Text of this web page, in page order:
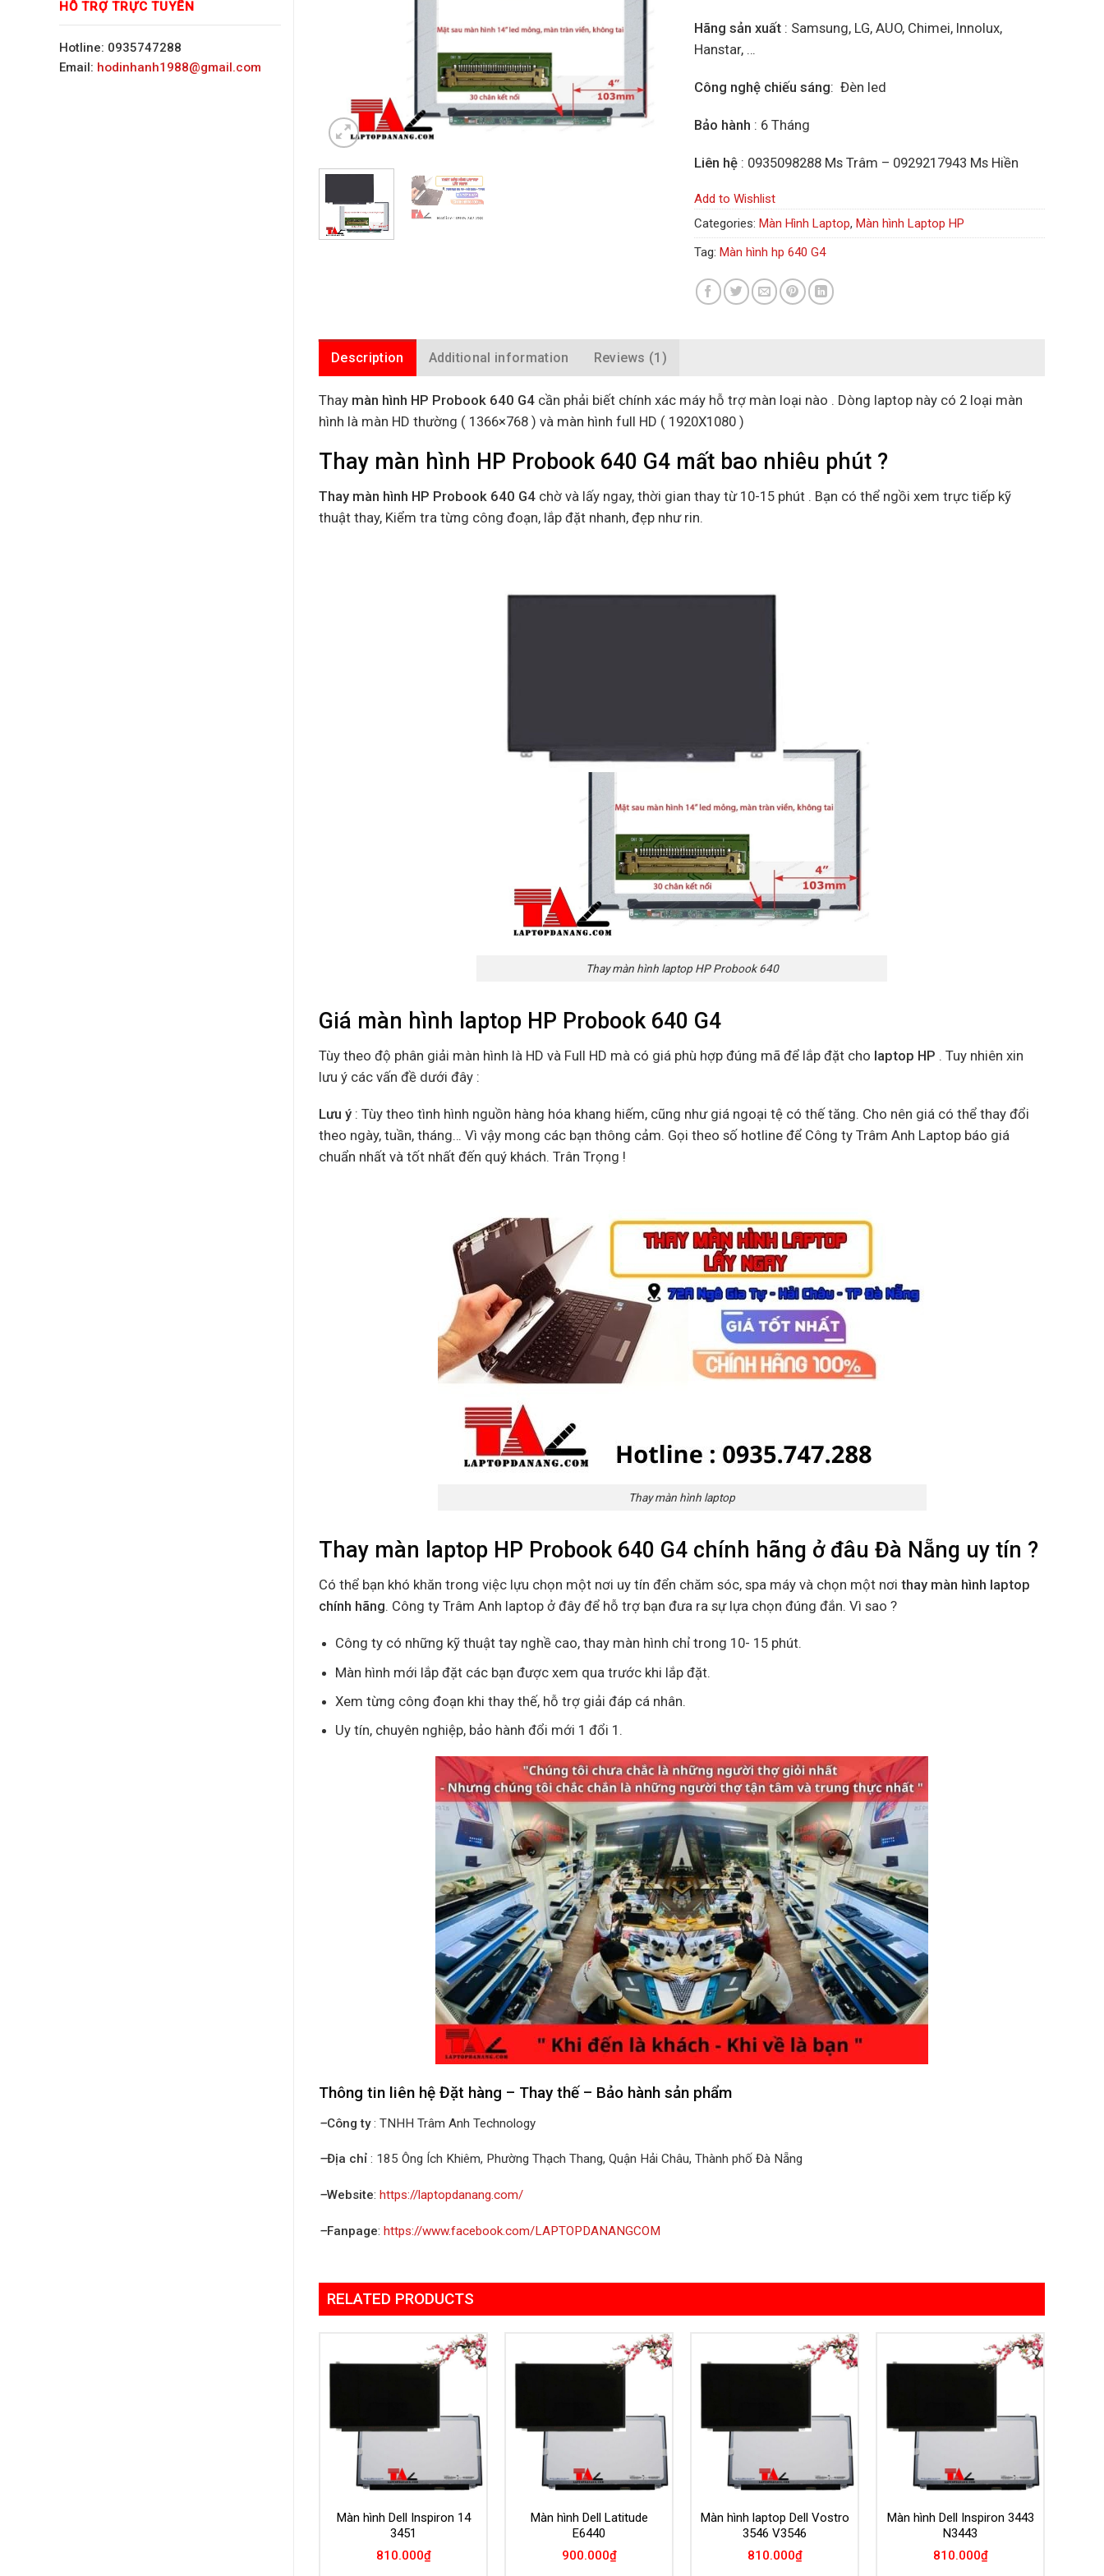
HỖ TRỢ TRỰC TUYẾN
Hotline: 0935747288
Email: hodinhanh1988@gmail.com
Hãng sản xuất : Samsung, LG, AUO, Chimei, Innolux,
Hanstar, …
Công nghệ chiếu sáng: Đèn led
Bảo hành : 6 Tháng
Liên hệ : 0935098288 Ms Trâm – 0929217943 Ms Hiền
Add to Wishlist
Categories: Màn Hình Laptop, Màn hình Laptop HP
Tag: Màn hình hp 640 G4
Description Additional information Reviews (1)
Thay màn hình HP Probook 640 G4 cần phải biết chính xác máy hỗ trợ màn loại nào . Dòng laptop này có 2 loại màn
hình là màn HD thường ( 1366×768 ) và màn hình full HD ( 1920X1080 )
Thay màn hình HP Probook 640 G4 mất bao nhiêu phút ?
Thay màn hình HP Probook 640 G4 chờ và lấy ngay, thời gian thay từ 10-15 phút . Bạn có thể ngồi xem trực tiếp kỹ
thuật thay, Kiểm tra từng công đoạn, lắp đặt nhanh, đẹp như rin.
Thay màn hình laptop HP Probook 640
Giá màn hình laptop HP Probook 640 G4
Tùy theo độ phân giải màn hình là HD và Full HD mà có giá phù hợp đúng mã để lắp đặt cho laptop HP . Tuy nhiên xin
lưu ý các vấn đề dưới đây :
Lưu ý : Tùy theo tình hình nguồn hàng hóa khang hiếm, cũng như giá ngoại tệ có thế tăng. Cho nên giá có thể thay đổi
theo ngày, tuần, tháng… Vì vậy mong các bạn thông cảm. Gọi theo số hotline để Công ty Trâm Anh Laptop báo giá
chuẩn nhất và tốt nhất đến quý khách. Trân Trọng !
Thay màn hình laptop
Thay màn laptop HP Probook 640 G4 chính hãng ở đâu Đà Nẵng uy tín ?
Có thể bạn khó khăn trong việc lựu chọn một nơi uy tín đển chăm sóc, spa máy và chọn một nơi thay màn hình laptop
chính hãng. Công ty Trâm Anh laptop ở đây để hỗ trợ bạn đưa ra sự lựa chọn đúng đắn. Vì sao ?
Công ty có những kỹ thuật tay nghề cao, thay màn hình chỉ trong 10- 15 phút.
Màn hình mới lắp đặt các bạn được xem qua trước khi lắp đặt.
Xem từng công đoạn khi thay thế, hỗ trợ giải đáp cá nhân.
Uy tín, chuyên nghiệp, bảo hành đổi mới 1 đổi 1.
Thông tin liên hệ Đặt hàng – Thay thế – Bảo hành sản phẩm
–Công ty: TNHH Trâm Anh Technology
–Địa chỉ : 185 Ông Ích Khiêm, Phường Thạch Thang, Quận Hải Châu, Thành phố Đà Nẵng
–Website: https://laptopdanang.com/
–Fanpage: https://www.facebook.com/LAPTOPDANANGCOM
RELATED PRODUCTS
Màn hình Dell Inspiron 14
3451
810.000₫
Màn hình Dell Latitude
E6440
900.000₫
Màn hình laptop Dell Vostro
3546 V3546
810.000₫
Màn hình Dell Inspiron 3443
N3443
810.000₫